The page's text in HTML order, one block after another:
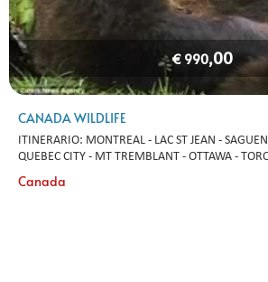
€ 990,00
CANADA WILDLIFE
ITINERARIO: MONTREAL - LAC ST JEAN -
QUEBEC CITY - MT TREMBLANT - OTTAWA -
Canada